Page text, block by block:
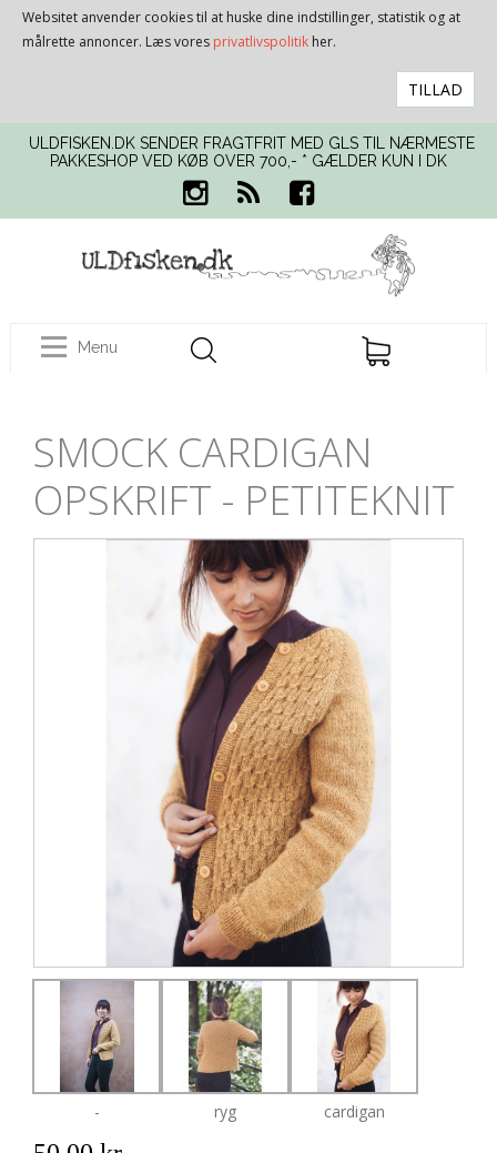
Websitet anvender cookies til at huske dine indstillinger, statistik og at
målrette annoncer. Læs vores privatlivspolitik her.
TILLAD
ULDFISKEN.DK SENDER FRAGTFRIT MED GLS TIL NÆRMESTE
PAKKESHOP VED KØB OVER 700,- * GÆLDER KUN I DK
Menu
SMOCK CARDIGAN
OPSKRIFT - PETITEKNIT
- ryg cardigan